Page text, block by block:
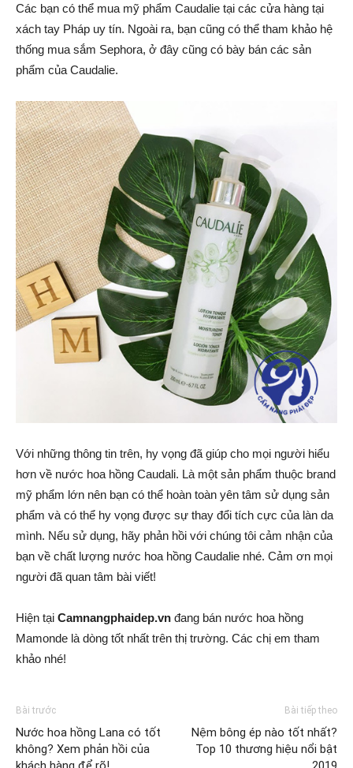
Các bạn có thể mua mỹ phẩm Caudalie tại các cửa hàng tại
xách tay Pháp uy tín. Ngoài ra, bạn cũng có thể tham khảo hệ
thống mua sắm Sephora, ở đây cũng có bày bán các sản
phẩm của Caudalie.
Với những thông tin trên, hy vọng đã giúp cho mọi người hiểu
hơn về nước hoa hồng Caudali. Là một sản phẩm thuộc brand
mỹ phẩm lớn nên bạn có thể hoàn toàn yên tâm sử dụng sản
phẩm và có thể hy vọng được sự thay đổi tích cực của làn da
mình. Nếu sử dụng, hãy phản hồi với chúng tôi cảm nhận của
bạn về chất lượng nước hoa hồng Caudalie nhé. Cảm ơn mọi
người đã quan tâm bài viết!
Hiện tại Camnangphaidep.vn đang bán nước hoa hồng
Mamonde là dòng tốt nhất trên thị trường. Các chị em tham
khảo nhé!
Bài trước
Nước hoa hồng Lana có tốt
không? Xem phản hồi của
Bài tiếp theo
Nệm bông ép nào tốt nhất?
Top 10 thương hiệu nổi bật